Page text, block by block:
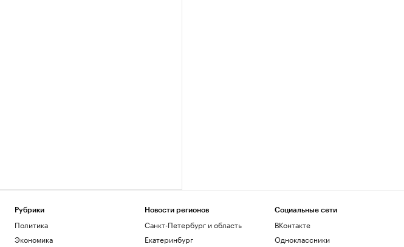
Рубрики
Политика
Экономика
Новости регионов
Санкт-Петербург и область
Екатеринбург
Социальные сети
ВКонтакте
Одноклассники